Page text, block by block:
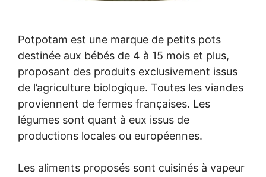
Potpotam est une marque de petits pots
destinée aux bébés de 4 à 15 mois et plus,
proposant des produits exclusivement issus
de l’agriculture biologique. Toutes les viandes
proviennent de fermes françaises. Les
légumes sont quant à eux issus de
productions locales ou européennes.
Les aliments proposés sont cuisinés à vapeur